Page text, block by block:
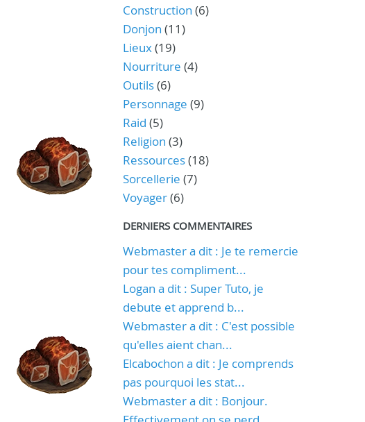
Construction (6)
Donjon (11)
Lieux(19)
Nourriture (4)
Outils(6)
Personnage (9)
Raid (5)
Religion (3)
Ressources(18)
Sorcellerie (7)
Voyager(6)
DERNIERS COMMENTAIRES
Webmaster a dit : Je te remercie
pour tes compliment...
Logan a dit : Super Tuto, je
debute et apprend b...
Webmaster a dit : C'est possible
qu'elles aient chan...
Elcabochon a dit : Je comprends
pas pourquoi les stat...
Webmaster a dit : Bonjour.